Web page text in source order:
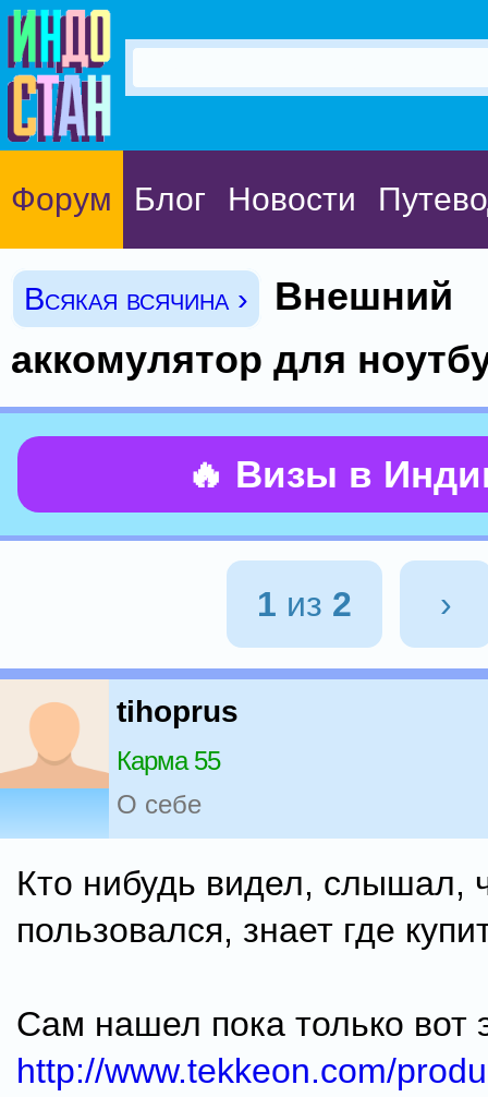
Форум Блог Новости
Всякая всячина ›
Внешний
аккомулятор для
🔥 Визы в
1 из 2 ›
tihoprus
Карма 55
О себе
Кто нибудь видел, слышал,
пользовался, знает где
Сам нашел пока только вот
http://www.tekkeon.com/